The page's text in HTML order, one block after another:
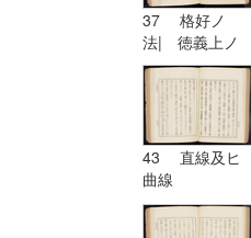
37 格好ノ
法| 徳義上ノ
適合 又式ノ格
好
43 直線及ヒ
曲線